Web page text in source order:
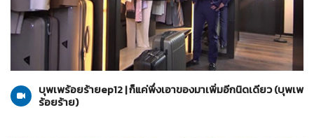
06-07-2565
บุพเพร้อยร้าย
บุพเพร้อยร้ายep12 | ก็แค่พึ่งเอาของมาเพิ่มอีกนิดเดียว (บุพเพ
ร้อยร้าย)